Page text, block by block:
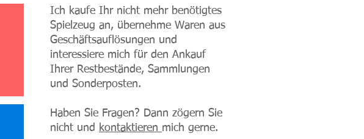
Ich kaufe Ihr nicht mehr benötigtes
Spielzeug an, übernehme Waren aus
Geschäftsauflösungen und
interessiere mich für den Ankauf
Ihrer Restbestände, Sammlungen
und Sonderposten.
Haben Sie Fragen? Dann zögern Sie
nicht und kontaktieren mich gerne.